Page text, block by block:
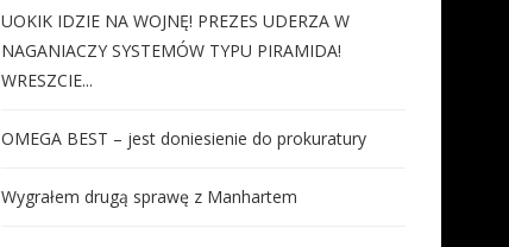
UOKIK IDZIE NA WOJNĘ! PREZES UDERZA W
NAGANIACZY SYSTEMÓW TYPU PIRAMIDA!
WRESZCIE...
OMEGA BEST – jest doniesienie do prokuratury
Wygrałem drugą sprawę z Manhartem